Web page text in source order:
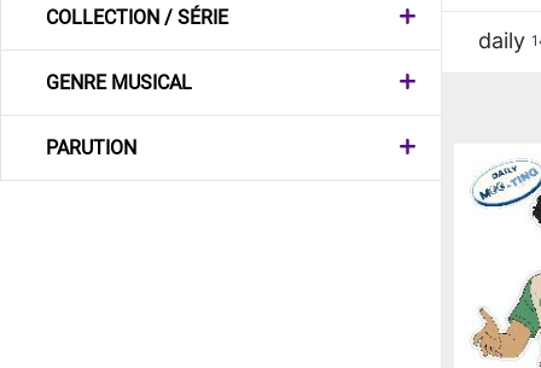
COLLECTION / SÉRIE
GENRE MUSICAL
PARUTION
daily